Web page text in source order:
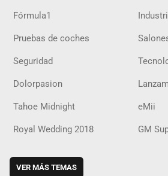
Fórmula1
Pruebas de coches
Seguridad
Dolorpasion
Tahoe Midnight eMii
Royal Wedding 2018 GM
VER MÁS TEMAS